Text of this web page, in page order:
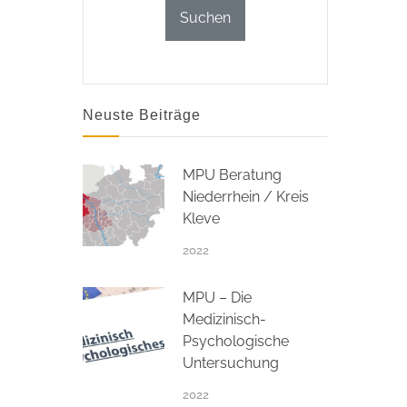
Neuste Beiträge
MPU Beratung
Niederrhein / Kreis
Kleve
2022
MPU – Die
Medizinisch-
Psychologische
Untersuchung
2022